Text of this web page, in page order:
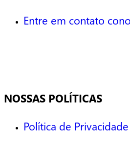
Entre em contato
NOSSAS POLÍTICAS
Política de Privacidade